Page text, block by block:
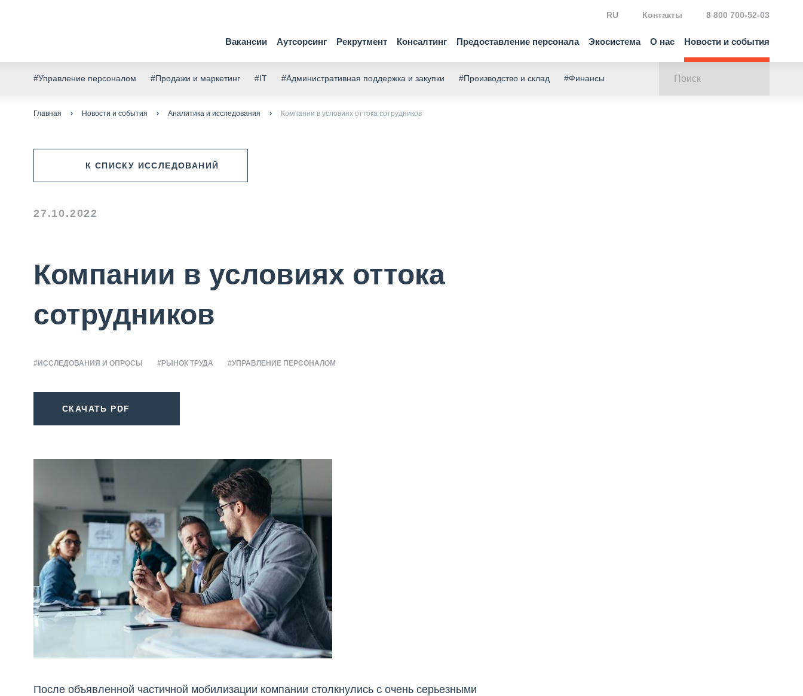
Вакансии Аутсорсинг Рекрутмент Консалтинг Предоставление персонала Экосистема О нас Новости и события
RU Контакты 8 800 700-52-03
#Управление персоналом #Продажи и маркетинг #IT #Административная поддержка и закупки #Производство и склад #Финансы
Главная Новости и события Аналитика и исследования Компании в условиях оттока сотрудников
К СПИСКУ ИССЛЕДОВАНИЙ
27.10.2022
Компании в условиях оттока
сотрудников
#ИССЛЕДОВАНИЯ И ОПРОСЫ #РЫНОК ТРУДА #УПРАВЛЕНИЕ ПЕРСОНАЛОМ
СКАЧАТЬ PDF
После объявленной частичной мобилизации компании столкнулись с очень серьезными